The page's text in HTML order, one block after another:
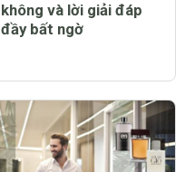
không và lời giải đáp
đầy bất ngờ